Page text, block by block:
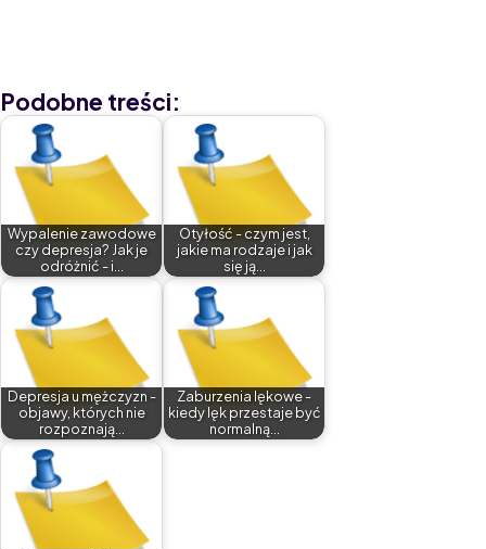
Podobne treści:
Wypalenie zawodowe
czy depresja? Jak je
odróżnić - i…
Otyłość - czym jest,
jakie ma rodzaje i jak
się ją…
Depresja u mężczyzn -
objawy, których nie
rozpoznają…
Zaburzenia lękowe -
kiedy lęk przestaje być
normalną…